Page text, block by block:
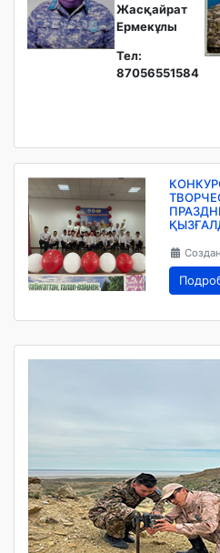
Жасқайрат
Ермекұлы
Тел:
87056551584